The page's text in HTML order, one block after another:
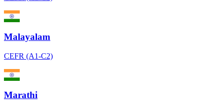
Malayalam
CEFR (A1-C2)
Marathi